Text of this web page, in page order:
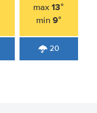
max13°
min 9°
20